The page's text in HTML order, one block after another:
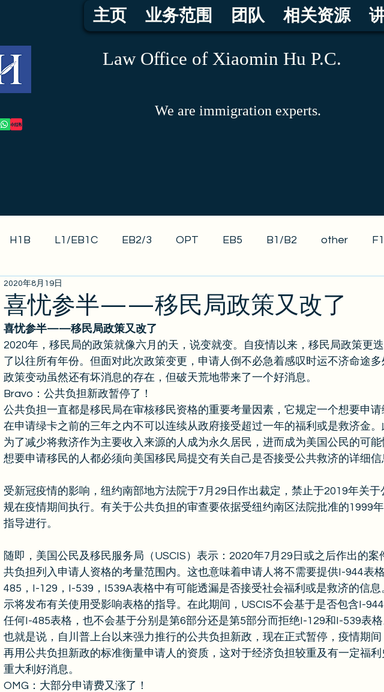
主页 业务范围 团队 相关资源
Law Office of Xiaomin Hu P.C.
We are immigration experts.
H1B L1/EB1C EB2/3 OPT EB5 B1/B2 other F1
EB1B/NIW
金卡 签证攻略 EB2/EB3
喜忧参半——移民局政策又改了
2020年8月19日
喜忧参半——移民局政策又改了
2020年，移民局的政策就像六月的天，说变就变。自疫情以来，移民局政策更
了以往所有年份。但面对此次政策变更，申请人倒不必急着感叹时运不济命途多
政策变动虽然还有坏消息的存在，但破天荒地带来了一个好消息。
Bravo：公共负担新政暂停了！
公共负担一直都是移民局在审核移民资格的重要考量因素，它规定一个想要申请
在申请绿卡之前的三年之内不可以连续从政府接受超过一年的福利或是救济金
为了减少将救济作为主要收入来源的人成为永久居民，进而成为美国公民的可
想要申请移民的人都必须向美国移民局提交有关自己是否接受公共救济的详细信
受新冠疫情的影响，纽约南部地方法院于7月29日作出裁定，禁止于2019年关于
规在疫情期间执行。有关于公共负担的审查要依据受纽约南区法院批准的1999
指导进行。
随即，美国公民及移民服务局（USCIS）表示：2020年7月29日或之后作出的案
共负担列入申请人资格的考量范围内。这也意味着申请人将不需要提供I-944表
485，I-129，I-539，I539A表格中有可能透漏是否接受社会福利或是救济的信息
示将发布有关使用受影响表格的指导。在此期间，USCIS不会基于是否包含I-
任何I-485表格，也不会基于分别是第6部分还是第5部分而拒绝I-129和I-539表格
也就是说，自川普上台以来强力推行的公共负担新政，现在正式暂停，疫情期
再用公共负担新政的标准衡量申请人的资质，这对于经济负担较重及有一定福
重大利好消息。
OMG：大部分申请费又涨了！